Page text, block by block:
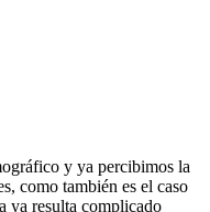
y ya percibimos la
como también es el caso
ya resulta complicado